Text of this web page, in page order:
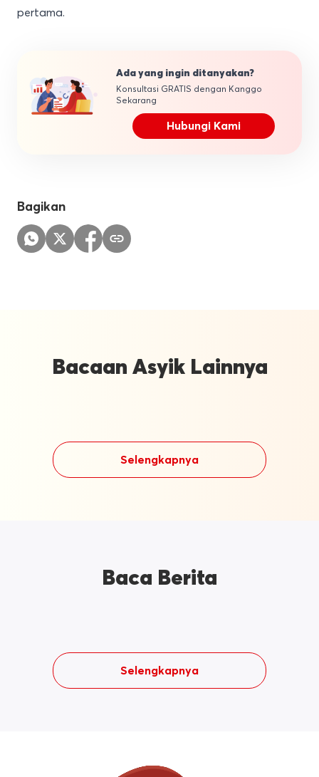
pertama.
Ada yang ingin ditanyakan?
Konsultasi GRATIS dengan Kanggo
Sekarang
Hubungi Kami
Bagikan
Bacaan Asyik Lainnya
Selengkapnya
Baca Berita
Selengkapnya